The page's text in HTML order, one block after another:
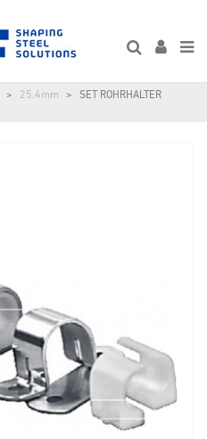
25.4mm
SET ROHRHALTER